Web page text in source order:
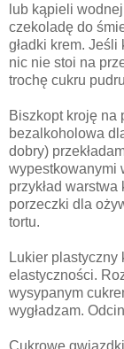
lub kąpieli
czekoladę do
gładki krem.
nic nie stoi na
trochę cukru
Biszkopt kroję na
bezalkoholowa
dobry)
wypestkowanymi
przykład
porzeczki dla
tortu.
Lukier plastyczny
elastyczności.
wysypanym
wygładzam.
Cukrowe